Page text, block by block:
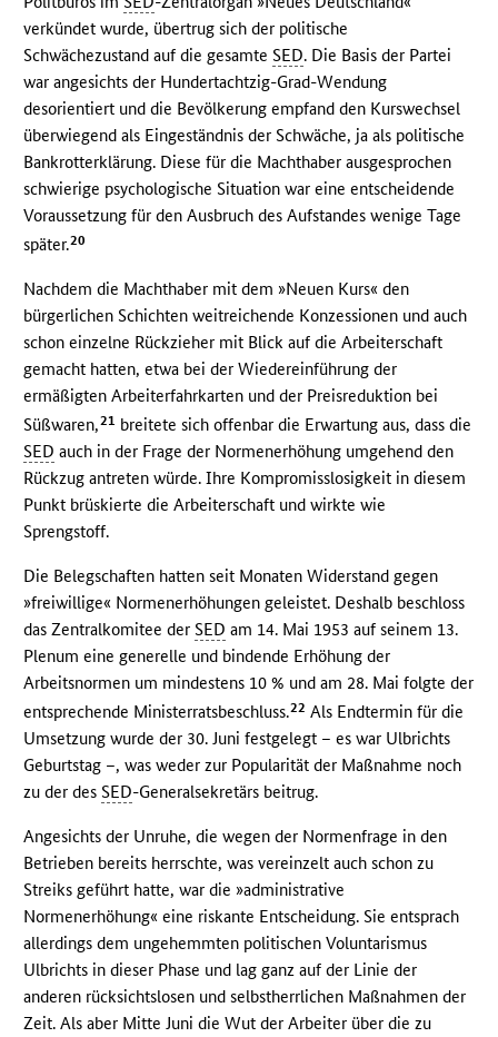
verkündet wurde, übertrug sich der politische
Schwächezustand auf die gesamteSED. Die Basis der Partei
war angesichts der Hundertachtzig-Grad-Wendung
desorientiert und die Bevölkerung empfand den Kurswechsel
überwiegend als Eingeständnis der Schwäche, ja als politische
Bankrotterklärung. Diese für die Machthaber ausgesprochen
schwierige psychologische Situation war eine entscheidende
Voraussetzung für den Ausbruch des Aufstandes wenige Tage
später.20
Nachdem die Machthaber mit dem »Neuen Kurs« den
bürgerlichen Schichten weitreichende Konzessionen und auch
schon einzelne Rückzieher mit Blick auf die Arbeiterschaft
gemacht hatten, etwa bei der Wiedereinführung der
ermäßigten Arbeiterfahrkarten und der Preisreduktion bei
Süßwaren,21 breitete sich offenbar die Erwartung aus, dass die
SED auch in der Frage der Normenerhöhung umgehend den
Rückzug antreten würde. Ihre Kompromisslosigkeit in diesem
Punkt brüskierte die Arbeiterschaft und wirkte wie
Sprengstoff.
Die Belegschaften hatten seit Monaten Widerstand gegen
»freiwillige« Normenerhöhungen geleistet. Deshalb beschloss
das Zentralkomitee derSED am 14. Mai 1953 auf seinem 13.
Plenum eine generelle und bindende Erhöhung der
Arbeitsnormen um mindestens 10 % und am 28. Mai folgte der
entsprechende Ministerratsbeschluss.22 Als Endtermin für die
Umsetzung wurde der 30. Juni festgelegt – es war Ulbrichts
Geburtstag –, was weder zur Popularität der Maßnahme noch
zu der desSED-Generalsekretärs beitrug.
Angesichts der Unruhe, die wegen der Normenfrage in den
Betrieben bereits herrschte, was vereinzelt auch schon zu
Streiks geführt hatte, war die »administrative
Normenerhöhung« eine riskante Entscheidung. Sie entsprach
allerdings dem ungehemmten politischen Voluntarismus
Ulbrichts in dieser Phase und lag ganz auf der Linie der
anderen rücksichtslosen und selbstherrlichen Maßnahmen der
Zeit. Als aber Mitte Juni die Wut der Arbeiter über die zu